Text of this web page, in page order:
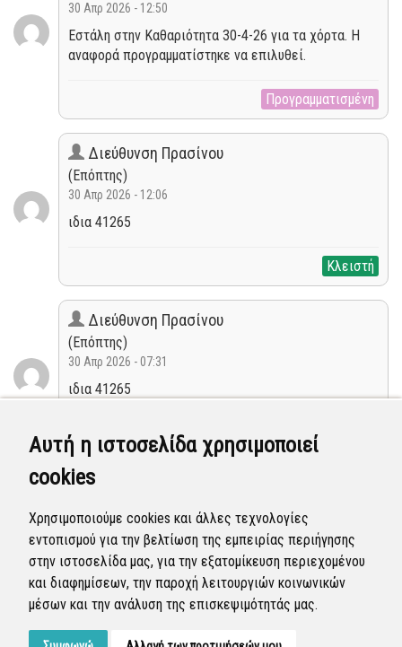
Αυτή η ιστοσελίδα χρησιμοποιεί
cookies
Χρησιμοποιούμε cookies και άλλες τεχνολογίες
εντοπισμού για την βελτίωση της εμπειρίας περιήγησης
στην ιστοσελίδα μας, για την εξατομίκευση περιεχομένου
και διαφημίσεων, την παροχή λειτουργιών κοινωνικών
μέσων και την ανάλυση της επισκεψιμότητάς μας.
30 Απρ 2026 - 12:50
Εστάλη στην Καθαριότητα 30-4-26 για τα χόρτα. Η
αναφορά προγραμματίστηκε να επιλυθεί.
Προγραμματισμένη
Διεύθυνση Πρασίνου
(Επόπτης)
30 Απρ 2026 - 12:06
ιδια 41265
Κλειστή
Διεύθυνση Πρασίνου
(Επόπτης)
30 Απρ 2026 - 07:31
ιδια 41265
Διεύθυνση Καθαριότητας
(Επόπτης)
30 Απρ 2026 - 03:34
Η αναφορά προγραμματίστηκε να επιλυθεί.
Προγραμματισμένη